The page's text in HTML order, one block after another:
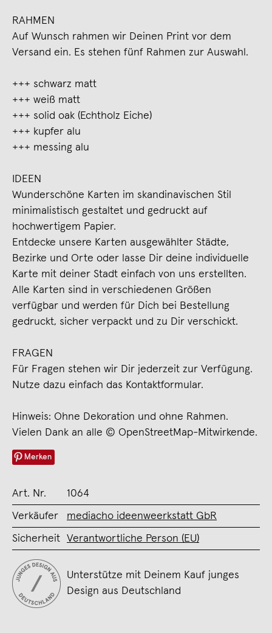
RAHMEN
Auf Wunsch rahmen wir Deinen Print vor dem
Versand ein. Es stehen fünf Rahmen zur Auswahl.
+++ schwarz matt
+++ weiß matt
+++ solid oak (Echtholz Eiche)
+++ kupfer alu
+++ messing alu
IDEEN
Wunderschöne Karten im skandinavischen Stil
minimalistisch gestaltet und gedruckt auf
hochwertigem Papier.
Entdecke unsere Karten ausgewählter Städte,
Bezirke und Orte oder lasse Dir deine individuelle
Karte mit deiner Stadt einfach von uns erstellten.
Alle Karten sind in verschiedenen Größen
verfügbar und werden für Dich bei Bestellung
gedruckt, sicher verpackt und zu Dir verschickt.
FRAGEN
Für Fragen stehen wir Dir jederzeit zur Verfügung.
Nutze dazu einfach das Kontaktformular.
Hinweis: Ohne Dekoration und ohne Rahmen.
Vielen Dank an alle © OpenStreetMap-Mitwirkende.
Merken
Art. Nr. 1064
Verkäufer mediacho ideenweerkstatt GbR
Sicherheit Verantwortliche Person (EU)
Unterstütze mit Deinem Kauf junges
Design aus Deutschland